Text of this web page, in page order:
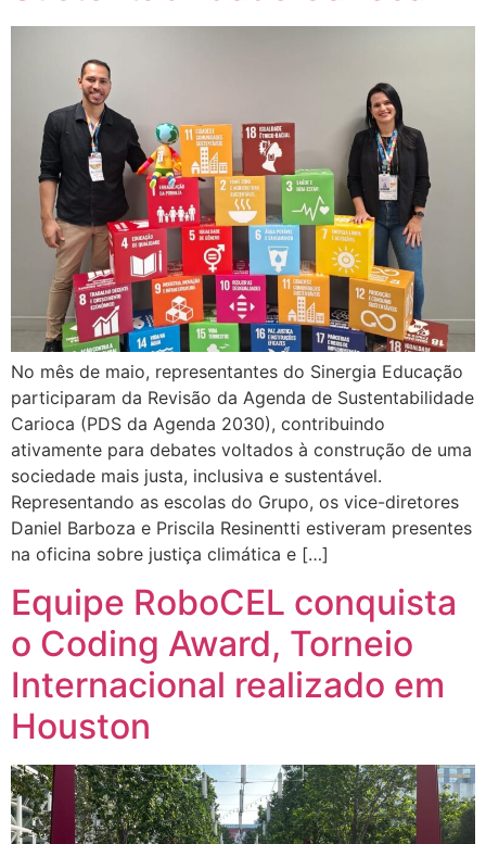
No mês de maio, representantes do Sinergia Educação
participaram da Revisão da Agenda de Sustentabilidade
Carioca (PDS da Agenda 2030), contribuindo
ativamente para debates voltados à construção de uma
sociedade mais justa, inclusiva e sustentável.
Representando as escolas do Grupo, os vice-diretores
Daniel Barboza e Priscila Resinentti estiveram presentes
na oficina sobre justiça climática e […]
Equipe RoboCEL conquista
o Coding Award, Torneio
Internacional realizado em
Houston